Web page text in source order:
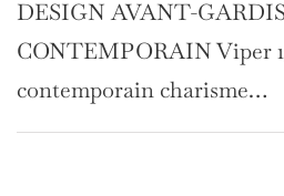
DESIGN AVANT-
CONTEMPORAIN Viper
contemporain charisme…